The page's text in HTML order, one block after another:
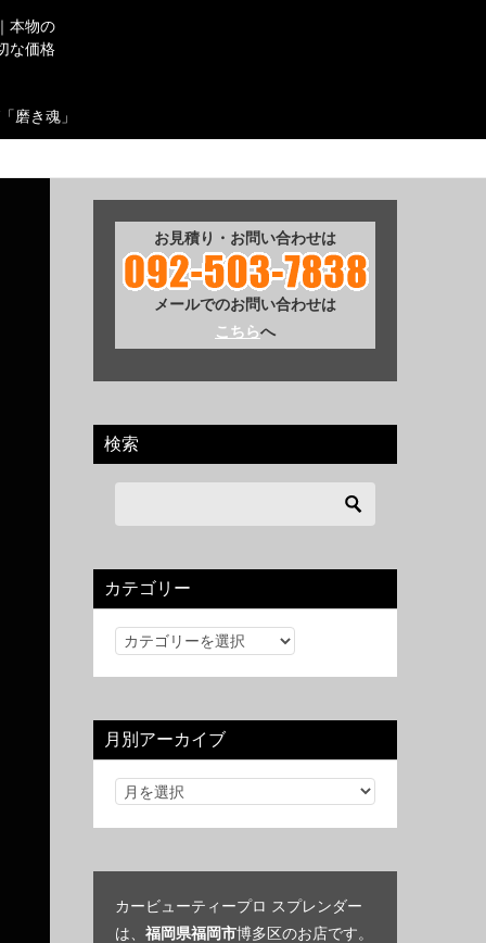
本物の
な価格
磨き魂」
お見積り・お問い合わせは
メールでのお問い合わせは
こちらへ
検索
カテゴリー
カ
リ
ー
月別アーカイブ
カービューティープロ スプレンダー
は、 福岡県福岡市博多区のお店です。